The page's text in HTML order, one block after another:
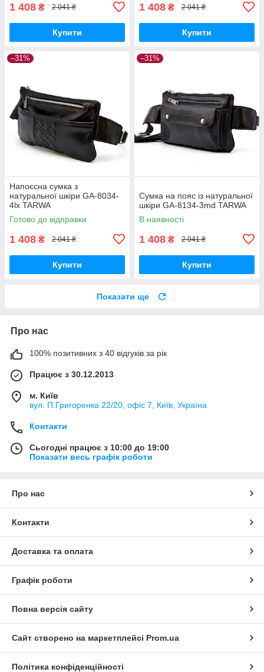
1 408 ₴ 2 041 ₴
Купити
1 408 ₴ 2 041 ₴
Купити
–31%
Напоєсна сумка з
натуральної шкіри GA-8034-
4lx TARWA
Готово до відправки
1 408 ₴ 2 041 ₴
Купити
–31%
Сумка на пояс із натуральної
шкіри GA-8134-3md TARWA
В наявності
1 408 ₴ 2 041 ₴
Купити
Показати ще
Про нас
100% позитивних з 40 відгуків за рік
Працює з 30.12.2013
м. Київ
вул. П.Григоренка 22/20, офіс 7, Київ, Україна
Контакти
Сьогодні працює з 10:00 до 19:00
Показати весь графік роботи
Про нас
Контакти
Доставка та оплата
Графік роботи
Повна версія сайту
Сайт створено на маркетплейсі Prom.ua
Політика конфіденційності